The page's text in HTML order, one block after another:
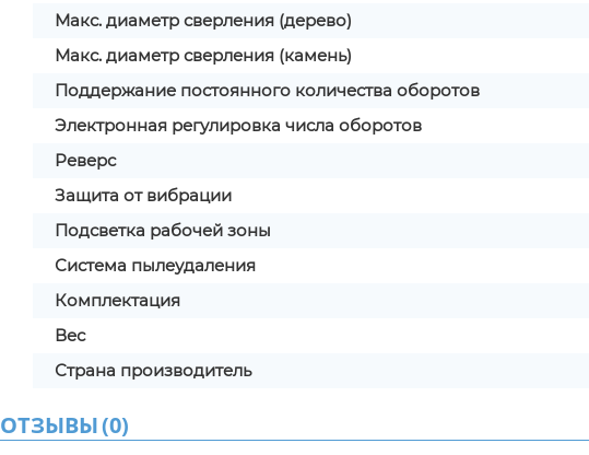
Макс. диаметр сверления (дерево)
Макс. диаметр сверления (камень)
Поддержание постоянного количества оборотов
Электронная регулировка числа оборотов
Реверс
Защита от вибрации
Подсветка рабочей зоны
Система пылеудаления
Комплектация
Вес
Страна производитель
ОТЗЫВЫ(0)